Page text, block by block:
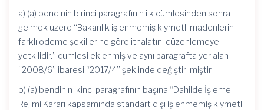
a) (a) bendinin birinci paragrafının ilk cümlesinden sonra
gelmek üzere “Bakanlık işlenmemiş kıymetli madenlerin
farklı ödeme şekillerine göre ithalatını düzenlemeye
yetkilidir.” cümlesi eklenmiş ve aynı paragrafta yer alan
“2008/6” ibaresi “2017/4” şeklinde değiştirilmiştir.
b) (a) bendinin ikinci paragrafının başına “Dahilde İşleme
Rejimi Kararı kapsamında standart dışı işlenmemiş kıymetli